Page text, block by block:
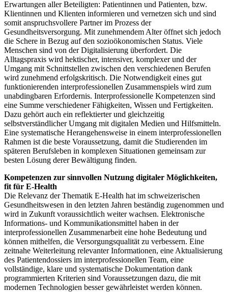
Erwartungen aller Beteiligten: Patientinnen und Patienten, bzw.
Klientinnen und Klienten informieren und vernetzen sich und sind
somit anspruchsvollere Partner im Prozess der
Gesundheitsversorgung. Mit zunehmendem Alter öffnet sich jedoch
die Schere in Bezug auf den sozioökonomischen Status. Viele
Menschen sind von der Digitalisierung überfordert. Die
Alltagspraxis wird hektischer, intensiver, komplexer und der
Umgang mit Schnittstellen zwischen den verschiedenen Berufen
wird zunehmend erfolgskritisch. Die Notwendigkeit eines gut
funktionierenden interprofessionellen Zusammenspiels wird zum
unabdingbaren Erfordernis. Interprofessionelle Kompetenzen sind
eine Summe verschiedener Fähigkeiten, Wissen und Fertigkeiten.
Dazu gehört auch ein reflektierter und gleichzeitig
selbstverständlicher Umgang mit digitalen Medien und Hilfsmitteln.
Eine systematische Herangehensweise in einem interprofessionellen
Rahmen ist die beste Voraussetzung, damit die Studierenden im
späteren Berufsleben in komplexen Situationen gemeinsam zur
besten Lösung derer Bewältigung finden.
Kompetenzen zur sinnvollen Nutzung digitaler Möglichkeiten,
fit für E-Health
Die Relevanz der Thematik E-Health hat im schweizerischen
Gesundheitswesen in den letzten Jahren beständig zugenommen und
wird in Zukunft voraussichtlich weiter wachsen. Elektronische
Informations- und Kommunikationsmittel haben in der
interprofessionellen Zusammenarbeit eine hohe Bedeutung und
können mithelfen, die Versorgungsqualität zu verbessern. Eine
zeitnahe Weiterleitung relevanter Informationen, eine Aktualisierung
des Patientendossiers im interprofessionellen Team, eine
vollständige, klare und systematische Dokumentation dank
programmierten Kriterien sind Voraussetzungen dazu, die mit
modernen Technologien besser gewährleistet werden können.